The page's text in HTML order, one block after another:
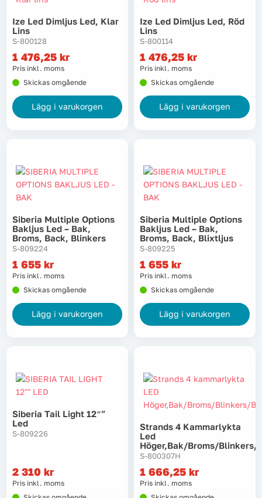
Ize Led Dimljus Led, Klar
Lins
S-800128
1 476,25 kr
Pris inkl. moms
Skickas omgående
Lägg i varukorgen
Ize Led Dimljus Led, Röd
Lins
S-800114
1 476,25 kr
Pris inkl. moms
Skickas omgående
Lägg i varukorgen
Siberia Multiple Options
Bakljus Led – Bak,
Broms, Back, Blinkers
S-809224
1 655 kr
Pris inkl. moms
Skickas omgående
Lägg i varukorgen
Siberia Multiple Options
Bakljus Led – Bak,
Broms, Back, Blixtljus
S-809225
1 655 kr
Pris inkl. moms
Skickas omgående
Lägg i varukorgen
Siberia Tail Light 12″”
Led
S-809226
2 310 kr
Pris inkl. moms
Strands 4 Kammarlykta
Led
Höger,bak/broms/blinkers/
S-800307H
1 666,25 kr
Pris inkl. moms